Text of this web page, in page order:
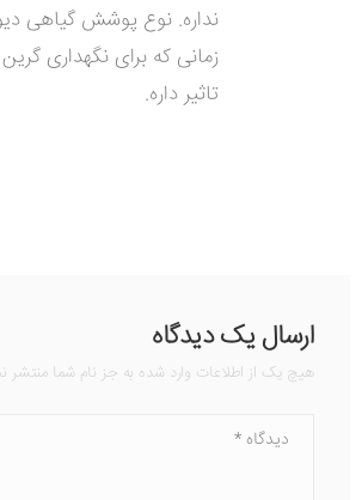
نداره. نوع پوشش گیاهی
زمانی که برای نگهداری
تاثیر داره.
ارسال یک دیدگاه
هیچ یک از اطلاعات وارد شده به جز نام شما منتشر